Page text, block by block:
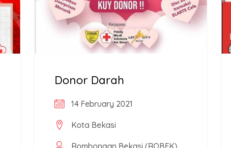
Donor Darah
14 February 2021
Kota Bekasi
Rombongan Bekasi (ROBEK)